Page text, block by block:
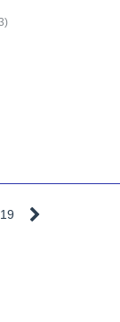
)